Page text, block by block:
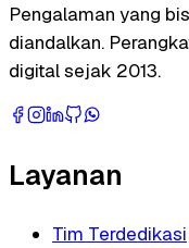
Pengalaman yang
diandalkan.
digital sejak 2013.
Layanan
Tim Terdedikasi